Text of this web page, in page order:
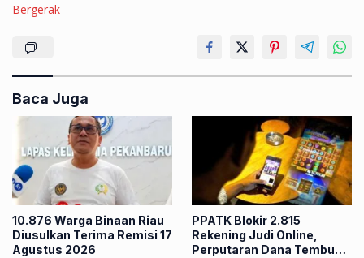
Bergerak
Baca Juga
10.876 Warga Binaan Riau
Diusulkan Terima Remisi 17
Agustus 2026
PPATK Blokir 2.815
Rekening Judi Online,
Perputaran Dana Tembus